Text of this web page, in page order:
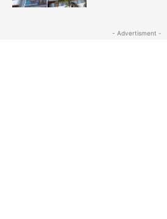
- Advertisment -